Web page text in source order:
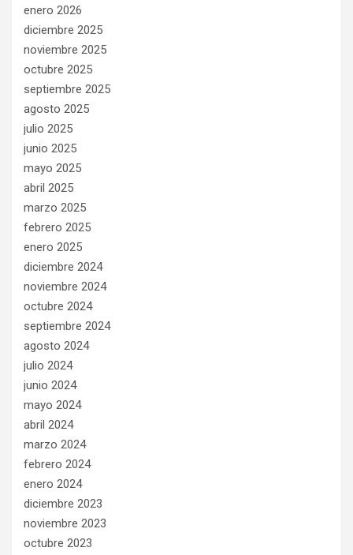
enero 2026
diciembre 2025
noviembre 2025
octubre 2025
septiembre 2025
agosto 2025
julio 2025
junio 2025
mayo 2025
abril 2025
marzo 2025
febrero 2025
enero 2025
diciembre 2024
noviembre 2024
octubre 2024
septiembre 2024
agosto 2024
julio 2024
junio 2024
mayo 2024
abril 2024
marzo 2024
febrero 2024
enero 2024
diciembre 2023
noviembre 2023
octubre 2023